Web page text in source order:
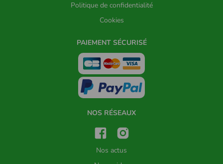
Politique de confidentialité
Cookies
PAIEMENT SÉCURISÉ
NOS RÉSEAUX
Nos actus